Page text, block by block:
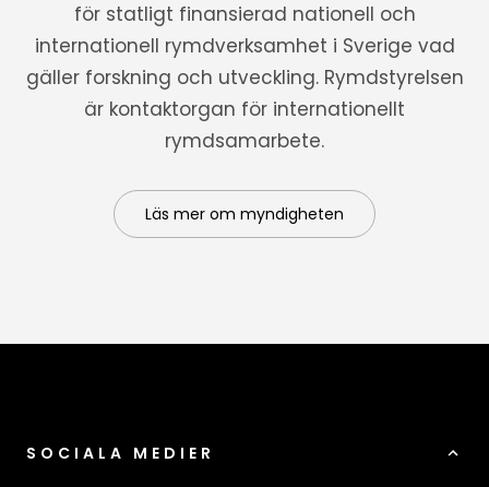
för statligt finansierad nationell och
internationell rymdverksamhet i Sverige vad
gäller forskning och utveckling. Rymdstyrelsen
är kontaktorgan för internationellt
rymdsamarbete.
Läs mer om myndigheten
SOCIALA MEDIER